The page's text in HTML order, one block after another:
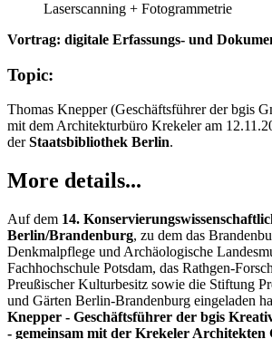
Laserscanning + Fotogrammetrie
Vortrag: digitale Erfassungs- und
Topic:
Thomas Knepper (Geschäftsführer der bgis
mit dem Architekturbüro Krekeler am
derStaatsbibliothek Berlin.
More details...
Auf dem 14.
Berlin/Brandenburg, zu dem das
Denkmalpflege und Archäologische
Fachhochschule Potsdam, das Rathgen-
Preußischer Kulturbesitz sowie die Stiftung
und Gärten Berlin-Brandenburg eingeladen
Knepper - Geschäftsführer der bgis
- gemeinsam mit der Krekeler Architekten